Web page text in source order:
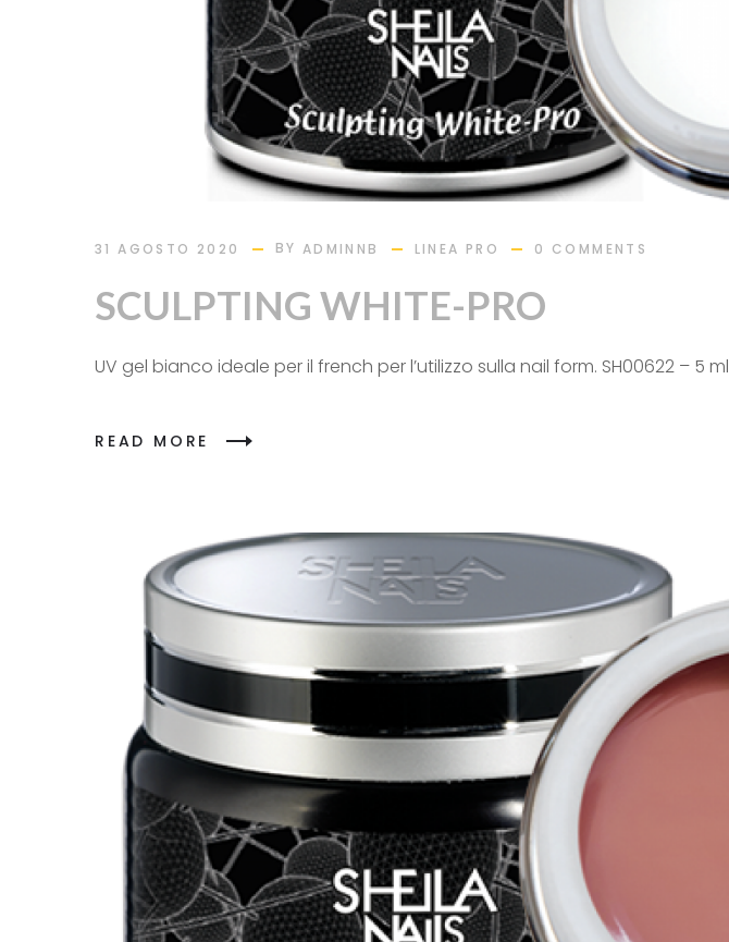
31 AGOSTO 2020 BY ADMINNB LINEA PRO 0 COMMENTS
SCULPTING WHITE-PRO
UV gel bianco ideale per il french per l’utilizzo sulla nail form. SH00622 – 5 ml
READ MORE